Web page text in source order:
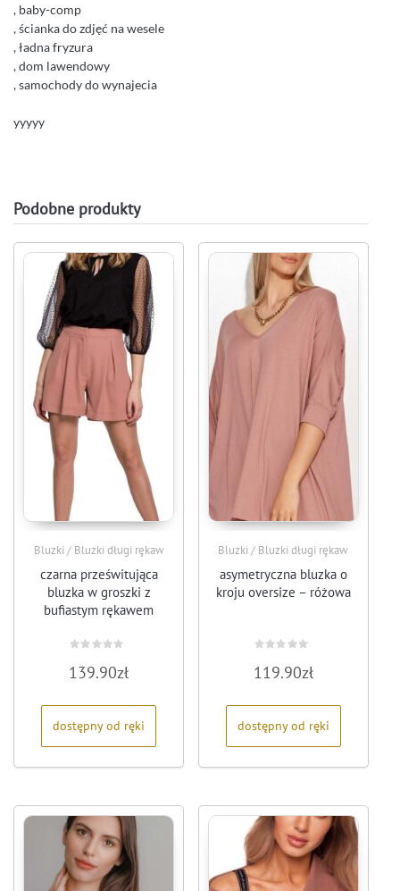
, baby-comp
, ścianka do zdjęć na wesele
, ładna fryzura
, dom lawendowy
, samochody do wynajecia
yyyyy
Podobne produkty
Bluzki / Bluzki długi rękaw
czarna prześwitująca
bluzka w groszki z
bufiastym rękawem
0
na
139.90zł
dostępny od ręki
Bluzki / Bluzki długi rękaw
asymetryczna bluzka o
kroju oversize – różowa
0
na
119.90zł
dostępny od ręki